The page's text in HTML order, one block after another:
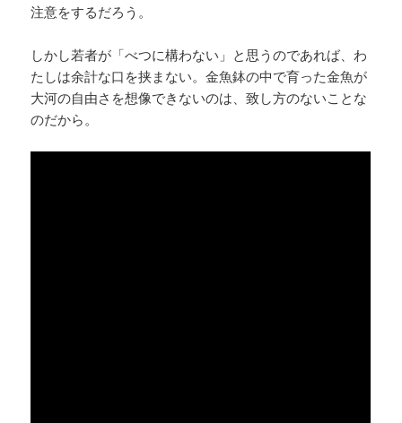
注意をするだろう。
しかし若者が「べつに構わない」と思うのであれば、わ
たしは余計な口を挟まない。金魚鉢の中で育った金魚が
大河の自由さを想像できないのは、致し方のないことな
のだから。